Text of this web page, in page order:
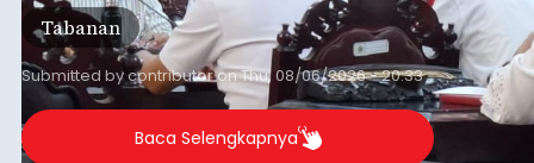
Iklan